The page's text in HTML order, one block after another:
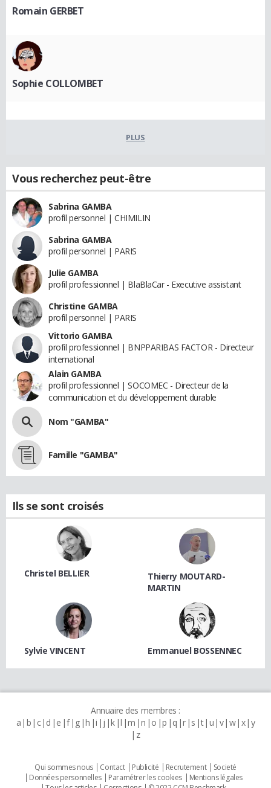
Romain GERBET
Sophie COLLOMBET
PLUS
Vous recherchez peut-être
Sabrina GAMBA
profil personnel | CHIMILIN
Sabrina GAMBA
profil personnel | PARIS
Julie GAMBA
profil professionnel | BlaBlaCar - Executive assistant
Christine GAMBA
profil personnel | PARIS
Vittorio GAMBA
profil professionnel | BNPPARIBAS FACTOR - Directeur
international
Alain GAMBA
profil professionnel | SOCOMEC - Directeur de la
communication et du développement durable
Nom "GAMBA"
Famille "GAMBA"
Ils se sont croisés
Christel BELLIER
Thierry MOUTARD-
MARTIN
Sylvie VINCENT Emmanuel BOSSENNEC
Annuaire des membres :
a b c d e f g h i j k l m n o p q r s t u v w x y
z
Qui sommes nous Contact Publicité Recrutement
Societé
Données personnelles
Paramétrer les cookies
Mentions légales